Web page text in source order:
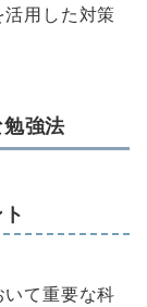
用した対策
強法
て重要な科